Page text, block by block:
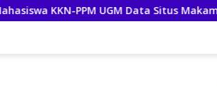
Data Situs Makam Bersejarah untuk